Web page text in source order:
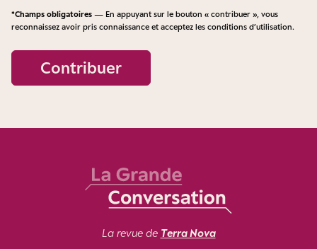
*Champs obligatoires — En appuyant sur le bouton « contribuer », vous
reconnaissez avoir pris connaissance et acceptez les conditions d’utilisation.
Contribuer
La revue de Terra Nova